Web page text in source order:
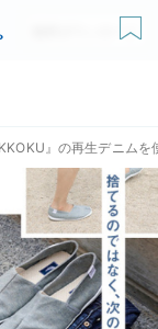
無料ダウンロード
』の再生デニム